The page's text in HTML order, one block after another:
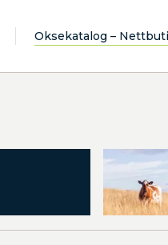
Oksekatalog –